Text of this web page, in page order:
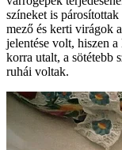
színeket is
mező és kerti virágok
jelentése volt, hiszen
korra utalt, a sötétebb
ruhái voltak.